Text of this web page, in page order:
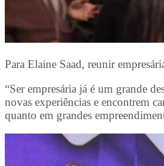
Para Elaine Saad, reunir
“Ser empresária já é um grande
novas experiências e encontrem
quanto em grandes